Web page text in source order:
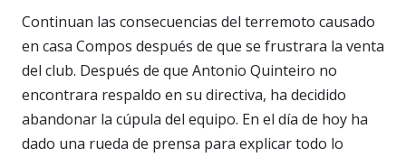
Continuan las consecuencias del terremoto causado
en casa Compos después de que se frustrara la venta
del club. Después de que Antonio Quinteiro no
encontrara respaldo en su directiva, ha decidido
abandonar la cúpula del equipo. En el día de hoy ha
dado una rueda de prensa para explicar todo lo